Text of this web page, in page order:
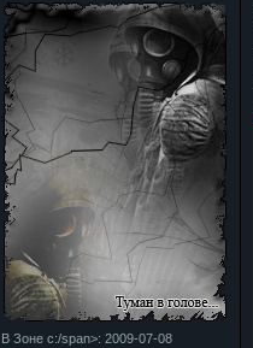
В Зоне с:/span>: 2009-07-08